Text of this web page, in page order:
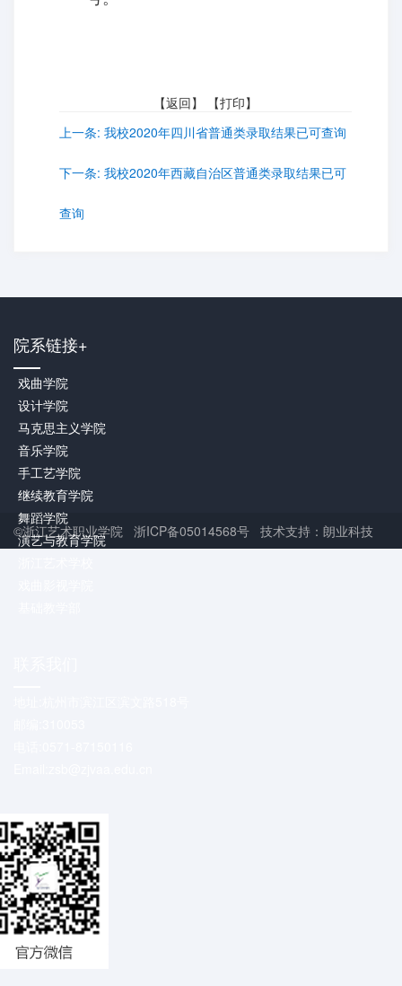
【返回】 【打印】
上一条: 我校2020年四川省普通类录取结果已可查询
下一条: 我校2020年西藏自治区普通类录取结果已可
查询
院系链接+
戏曲学院
设计学院
马克思主义学院
音乐学院
手工艺学院
继续教育学院
舞蹈学院
演艺与教育学院
©浙江艺术职业学院 浙ICP备05014568号 技术支持：朗业科技